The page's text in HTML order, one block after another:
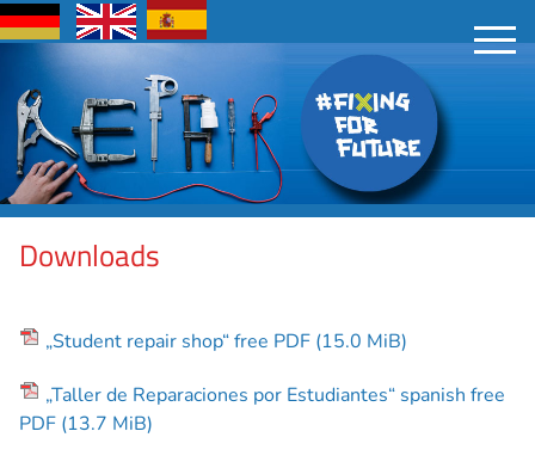
Downloads
„Student repair shop“ free PDF (15.0 MiB)
„Taller de Reparaciones por Estudiantes“ spanish free
PDF (13.7 MiB)